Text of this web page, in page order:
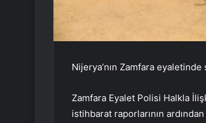
Nijerya’nın Zamfara
Zamfara Eyalet Polisi Halkla
istihbarat raporlarının